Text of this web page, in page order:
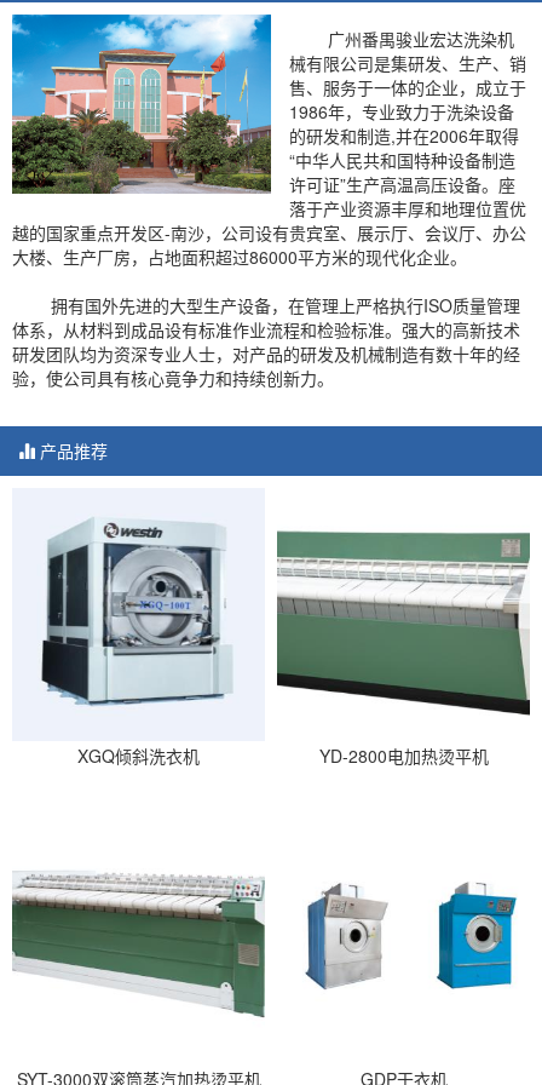
广州番禺骏业宏达洗染机
械有限公司是集研发、生产、销
售、服务于一体的企业，成立于
1986年，专业致力于洗染设备
的研发和制造,并在2006年取得
“中华人民共和国特种设备制造
许可证”生产高温高压设备。座
落于产业资源丰厚和地理位置优
越的国家重点开发区-南沙，公司设有贵宾室、展示厅、会议厅、办公
大楼、生产厂房，占地面积超过86000平方米的现代化企业。
拥有国外先进的大型生产设备，在管理上严格执行ISO质量管理
体系，从材料到成品设有标准作业流程和检验标准。强大的高新技术
研发团队均为资深专业人士，对产品的研发及机械制造有数十年的经
验，使公司具有核心竟争力和持续创新力。
产品推荐
XGQ倾斜洗衣机
SYT-3000双滚筒蒸汽加热烫平机
YD-2800电加热烫平机
GDP干衣机